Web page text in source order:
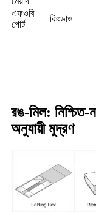
এফওবি
পোর্ট
কিংডাও
রঙ-মিল:
অনুযায়ী মুদ্রণ